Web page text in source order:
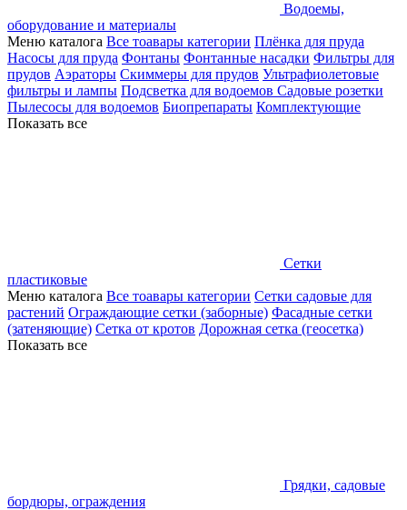
Водоемы,
оборудование и материалы
Меню каталога Все тоавары категории Плёнка для пруда
Насосы для пруда Фонтаны Фонтанные насадки Фильтры для
прудов Аэраторы Скиммеры для прудов Ультрафиолетовые
фильтры и лампы Подсветка для водоемов Садовые розетки
Пылесосы для водоемов Биопрепараты Комплектующие
Показать все
Сетки
пластиковые
Меню каталога Все тоавары категории Сетки садовые для
растений Ограждающие сетки (заборные) Фасадные сетки
(затеняющие) Сетка от кротов Дорожная сетка (геосетка)
Показать все
Грядки, садовые
бордюры, ограждения